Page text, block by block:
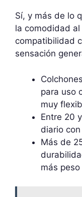
Sí, y más de lo
la comodidad
compatibilidad
sensación
para uso
muy
Entre 20
diario
Más de
más